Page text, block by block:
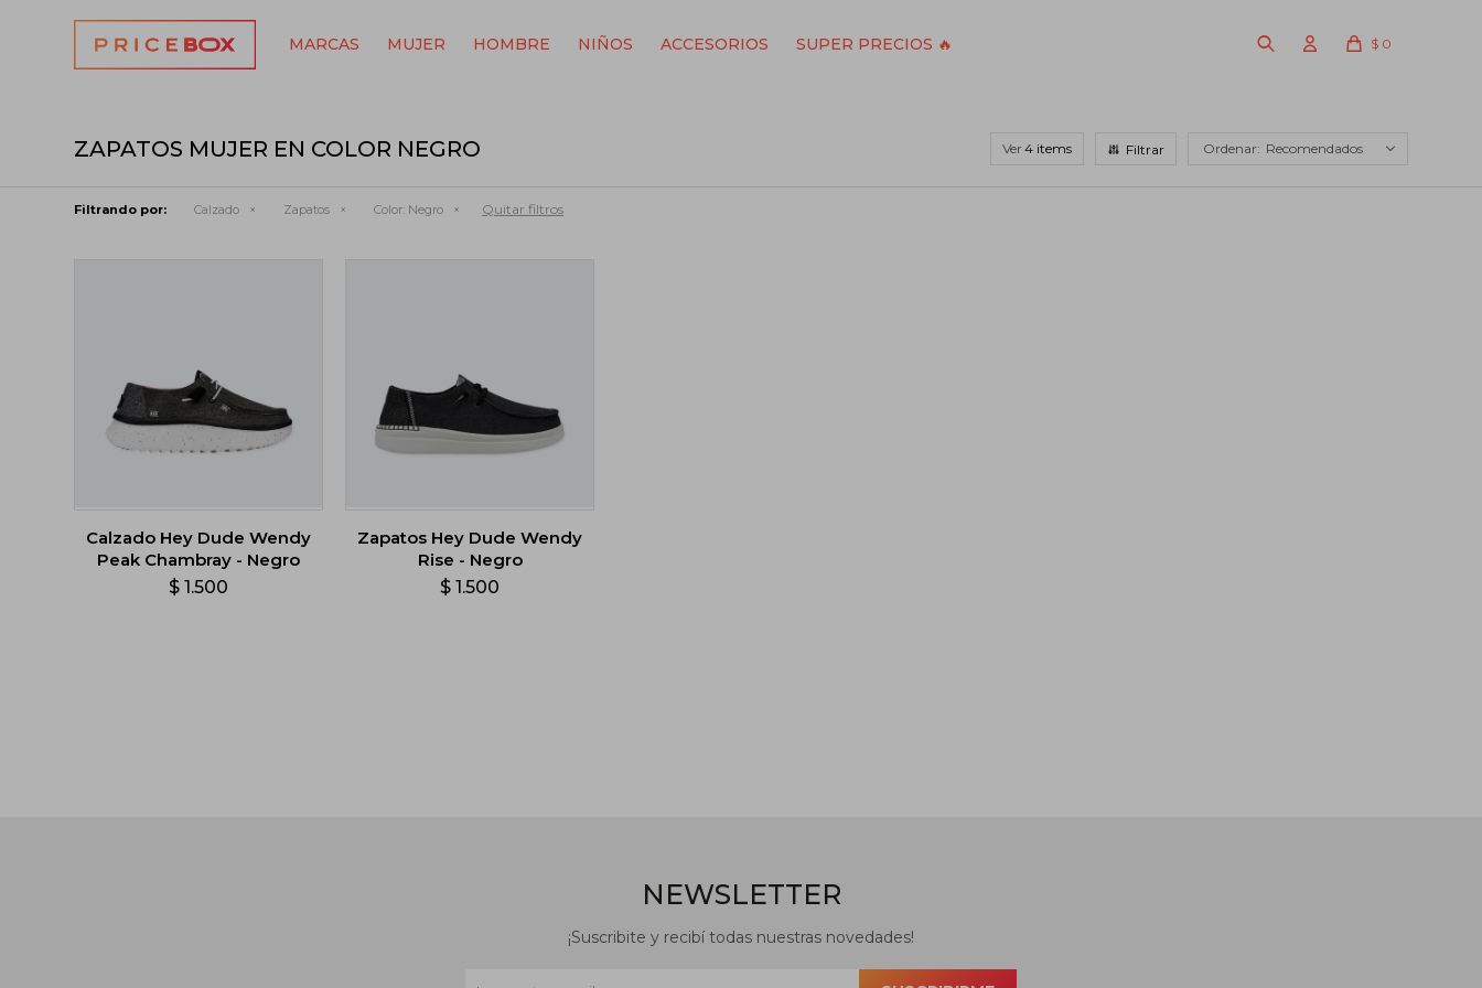
MARCAS MUJER HOMBRE NIÑOS ACCESORIOS SUPER PRECIOS 🔥 $ 0
ZAPATOS MUJER EN COLOR NEGRO Ver Recomendados
Filtrando por: Calzado Zapatos Color: Negro Quitar filtros
Calzado Hey Dude Wendy
Peak Chambray - Negro
$ 1.500
Zapatos Hey Dude Wendy
Rise - Negro
$ 1.500
NEWSLETTER
¡Suscribite y recibí todas nuestras novedades!